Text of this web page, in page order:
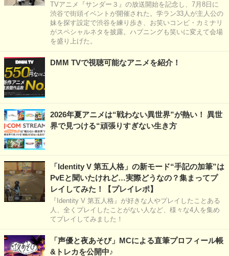
TVアニメ『サンダー３』の放送開始を記念し、7月8日に
渋谷で街頭イベントが開催された。学ラン33人が主人公の
妹を探す設定で渋谷を練り歩き、お笑いコンビ・カミナリ
がスペシャルネタを披露。ハプニングも笑いに変えて会場
を盛り上げた。
DMM TVで視聴可能なアニメを紹介！
2026年夏アニメは“戦わない異世界”が熱い！ 異世
界で見つける“頑張りすぎない生き方
「Identity V 第五人格」の新モード“手記の加筆”は
PvEと聞いたけれど…実際どうなの？集まってプ
レイしてみた！【プレイレポ】
『Identity V 第五人格』が好きな人やプレイしたことある
人、全くプレイしたことがない人など、様々な4人を集め
てプレイしてみました！
「声優と夜あそび」MCによる直筆プロフィール帳
&トレカを公開中♪